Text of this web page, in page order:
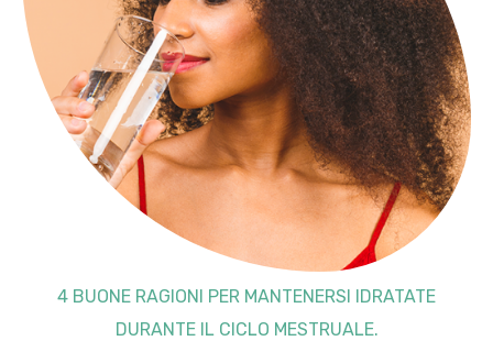
4 BUONE RAGIONI PER MANTENERSI IDRATATE
DURANTE IL CICLO MESTRUALE.